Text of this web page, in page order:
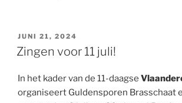
GEPLAATST
OP
JUNI 21, 2024
Zingen voor 11 juli!
In het kader van de 11-daagse
organiseert Guldensporen Brasschaat